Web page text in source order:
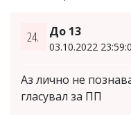
24. До 13
03.10.2022
Аз лично не
гласувал за ПП